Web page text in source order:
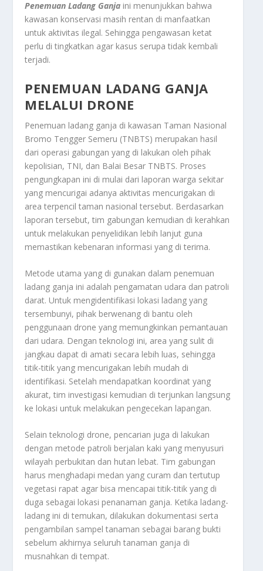
Penemuan Ladang Ganja ini menunjukkan bahwa
kawasan konservasi masih rentan di manfaatkan
untuk aktivitas ilegal. Sehingga pengawasan ketat
perlu di tingkatkan agar kasus serupa tidak kembali
terjadi.
PENEMUAN LADANG GANJA
MELALUI DRONE
Penemuan ladang ganja di kawasan Taman Nasional
Bromo Tengger Semeru (TNBTS) merupakan hasil
dari operasi gabungan yang di lakukan oleh pihak
kepolisian, TNI, dan Balai Besar TNBTS. Proses
pengungkapan ini di mulai dari laporan warga sekitar
yang mencurigai adanya aktivitas mencurigakan di
area terpencil taman nasional tersebut. Berdasarkan
laporan tersebut, tim gabungan kemudian di kerahkan
untuk melakukan penyelidikan lebih lanjut guna
memastikan kebenaran informasi yang di terima.
Metode utama yang di gunakan dalam penemuan
ladang ganja ini adalah pengamatan udara dan patroli
darat. Untuk mengidentifikasi lokasi ladang yang
tersembunyi, pihak berwenang di bantu oleh
penggunaan drone yang memungkinkan pemantauan
dari udara. Dengan teknologi ini, area yang sulit di
jangkau dapat di amati secara lebih luas, sehingga
titik-titik yang mencurigakan lebih mudah di
identifikasi. Setelah mendapatkan koordinat yang
akurat, tim investigasi kemudian di terjunkan langsung
ke lokasi untuk melakukan pengecekan lapangan.
Selain teknologi drone, pencarian juga di lakukan
dengan metode patroli berjalan kaki yang menyusuri
wilayah perbukitan dan hutan lebat. Tim gabungan
harus menghadapi medan yang curam dan tertutup
vegetasi rapat agar bisa mencapai titik-titik yang di
duga sebagai lokasi penanaman ganja. Ketika ladang-
ladang ini di temukan, dilakukan dokumentasi serta
pengambilan sampel tanaman sebagai barang bukti
sebelum akhirnya seluruh tanaman ganja di
musnahkan di tempat.